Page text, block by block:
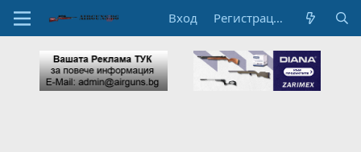
Вход Регистрация